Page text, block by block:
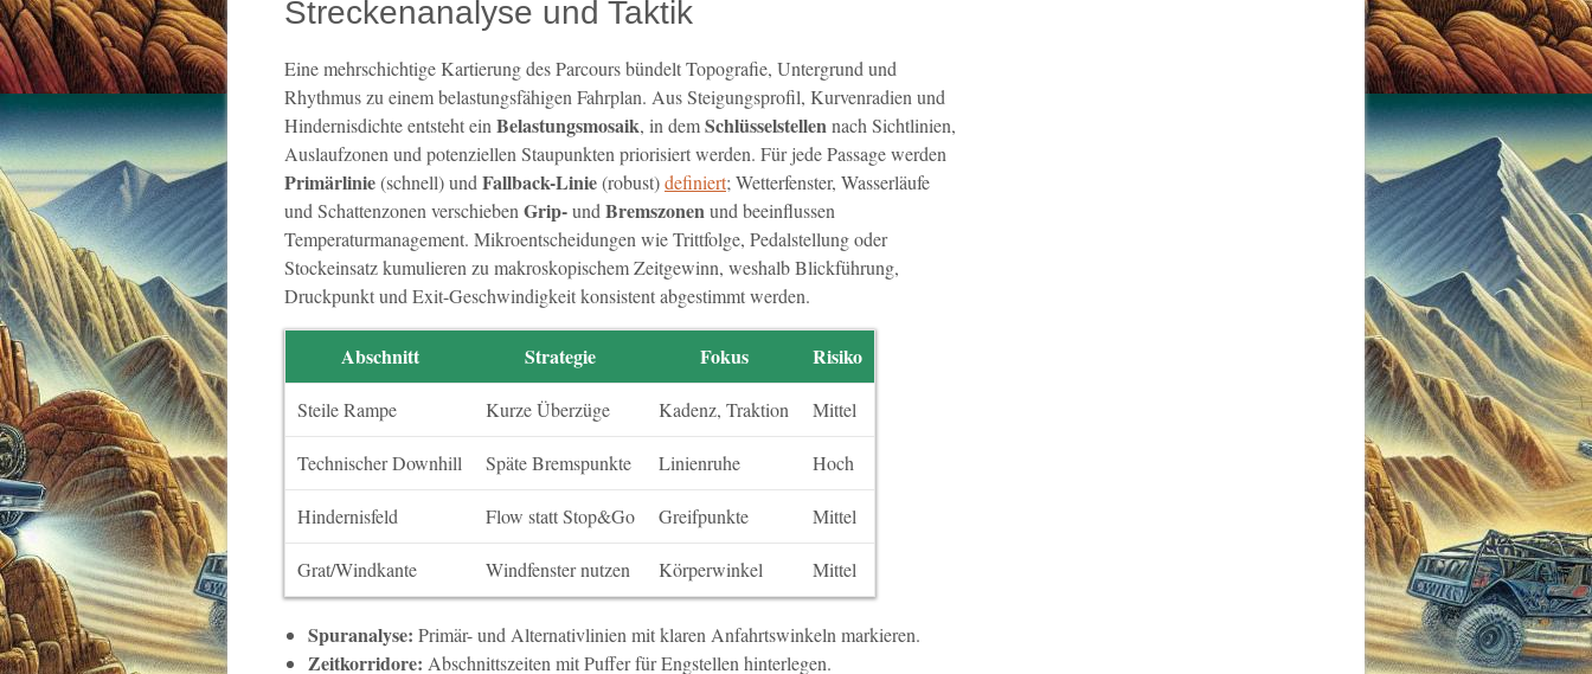
Streckenanalyse und Taktik
Eine mehrschichtige Kartierung des Parcours bündelt Topografie, Untergrund und
Rhythmus zu einem belastungsfähigen Fahrplan. Aus Steigungsprofil, Kurvenradien und
Hindernisdichte entsteht ein Belastungsmosaik, in demSchlüsselstellen nach Sichtlinien,
Auslaufzonen und potenziellen Staupunkten priorisiert werden. Für jede Passage werden
Primärlinie(schnell) und Fallback-Linie(robust)definiert; Wetterfenster, Wasserläufe
und Schattenzonen verschieben Grip-und Bremszonen und beeinflussen
Temperaturmanagement. Mikroentscheidungen wie Trittfolge, Pedalstellung oder
Stockeinsatz kumulieren zu makroskopischem Zeitgewinn, weshalb Blickführung,
Druckpunkt und Exit-Geschwindigkeit konsistent abgestimmt werden.
Abschnitt Strategie Fokus Risiko
Steile Rampe Kurze Überzüge Kadenz, Traktion Mittel
Technischer Downhill Späte Bremspunkte Linienruhe Hoch
Hindernisfeld Flow statt Stop&Go Greifpunkte Mittel
Grat/Windkante Windfenster nutzen Körperwinkel Mittel
Spuranalyse: Primär- und Alternativlinien mit klaren Anfahrtswinkeln markieren.
Zeitkorridore: Abschnittszeiten mit Puffer für Engstellen hinterlegen.